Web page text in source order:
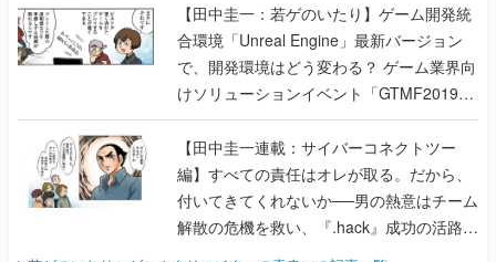
【田中圭一：若ゲのいたり】ゲーム開発統
合環境「Unreal Engine」最新バージョン
で、開発環境はどう変わる？ ゲーム業界向
けソリューションイベント「GTMF2019」
に行って、より理解を深めよう【PR】
【田中圭一連載：サイバーコネクトツー
編】すべての責任はオレが取る。だから、
付いてきてくれないか──男の熱意はチーム
解散の危機を救い、『.hack』成功の活路を